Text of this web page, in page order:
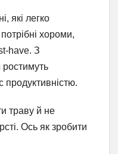
які легко
хороми,
have. З
продуктивністю.
траву й не
Ось як зробити